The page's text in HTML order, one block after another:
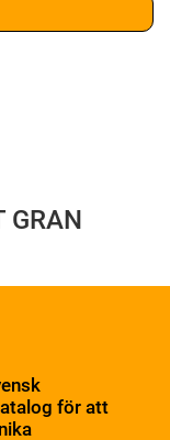
GRAN
för att